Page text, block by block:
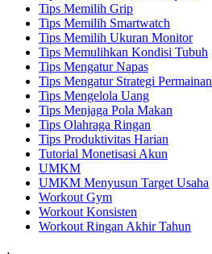
Tips Memilih Grip
Tips Memilih Smartwatch
Tips Memilih Ukuran Monitor
Tips Memulihkan Kondisi Tubuh
Tips Mengatur Napas
Tips Mengatur Strategi Permainan
Tips Mengelola Uang
Tips Menjaga Pola Makan
Tips Olahraga Ringan
Tips Produktivitas Harian
Tutorial Monetisasi Akun
UMKM
UMKM Menyusun Target Usaha
Workout Gym
Workout Konsisten
Workout Ringan Akhir Tahun